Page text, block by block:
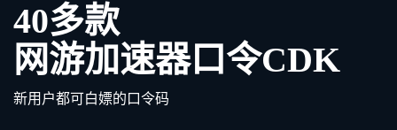
40多款
网游加速器口令CDK
新用户都可白嫖的口令码